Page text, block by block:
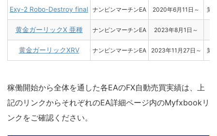
Exy-2 Robo-Destroy final ナンピンマーチンEA 2020年6月11日～ 第
黄金ガーリックX 亜種 ナンピンマーチンEA 2023年8月1日～
黄金ガーリックXRV ナンピンマーチンEA 2023年11月27日～ 第
稼働開始から全体を通した各EAのFX自動売買実績は、上
記のリンクからそれぞれのEA詳細ページ内のMyfxbookリ
ンクをご確認ください。